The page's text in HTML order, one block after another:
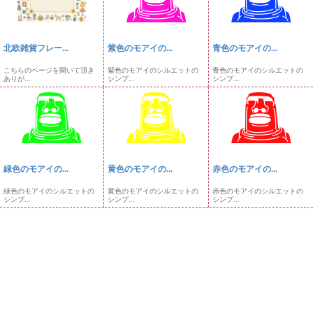
北欧雑貨フレー...
こちらのページを開いて頂き
ありが...
紫色のモアイの...
紫色のモアイのシルエットの
シンプ...
青色のモアイの...
青色のモアイのシルエットの
シンプ...
緑色のモアイの...
緑色のモアイのシルエットの
シンプ...
黄色のモアイの...
黄色のモアイのシルエットの
シンプ...
赤色のモアイの...
赤色のモアイのシルエットの
シンプ...